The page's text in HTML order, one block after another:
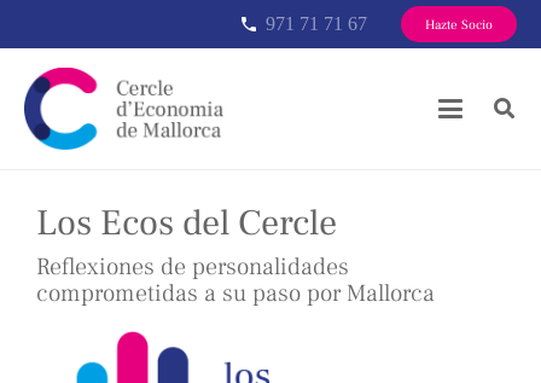
phone 971 71 71 67 Hazte Socio
Los Ecos del Cercle
Reflexiones de personalidades
comprometidas a su paso por Mallorca